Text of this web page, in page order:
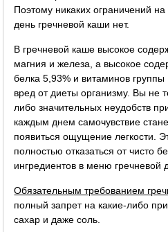
Поэтому никаких ограничений
день гречневой каши нет.
В гречневой каше высокое
магния и железа, а высокое
белка 5,93% и витаминов
вред от диеты организму. Вы не
либо значительных неудобств
каждым днем самочувствие
появиться ощущение легкости.
полностью отказаться от чисто
ингредиентов в меню гречневой
Обязательным требованием
полный запрет на какие-либо
сахар и даже соль.